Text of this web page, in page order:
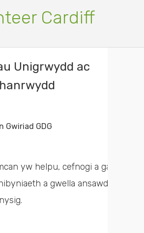
Cardiff
Unigrwydd ac
Gwiriad GDG
yw helpu, cefnogi a galluogi
a gwella ansawdd eu